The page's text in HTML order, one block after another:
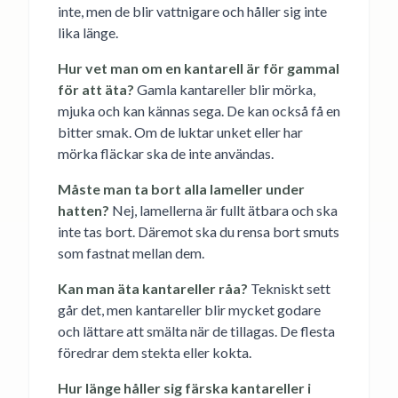
inte, men de blir vattnigare och håller sig inte
lika länge.
Hur vet man om en kantarell är för gammal
för att äta? Gamla kantareller blir mörka,
mjuka och kan kännas sega. De kan också få en
bitter smak. Om de luktar unket eller har
mörka fläckar ska de inte användas.
Måste man ta bort alla lameller under
hatten? Nej, lamellerna är fullt ätbara och ska
inte tas bort. Däremot ska du rensa bort smuts
som fastnat mellan dem.
Kan man äta kantareller råa? Tekniskt sett
går det, men kantareller blir mycket godare
och lättare att smälta när de tillagas. De flesta
föredrar dem stekta eller kokta.
Hur länge håller sig färska kantareller i